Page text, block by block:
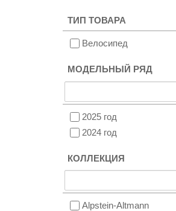
ТИП ТОВАРА
Велосипед
МОДЕЛЬНЫЙ РЯД
2025 год
2024 год
КОЛЛЕКЦИЯ
Alpstein-Altmann